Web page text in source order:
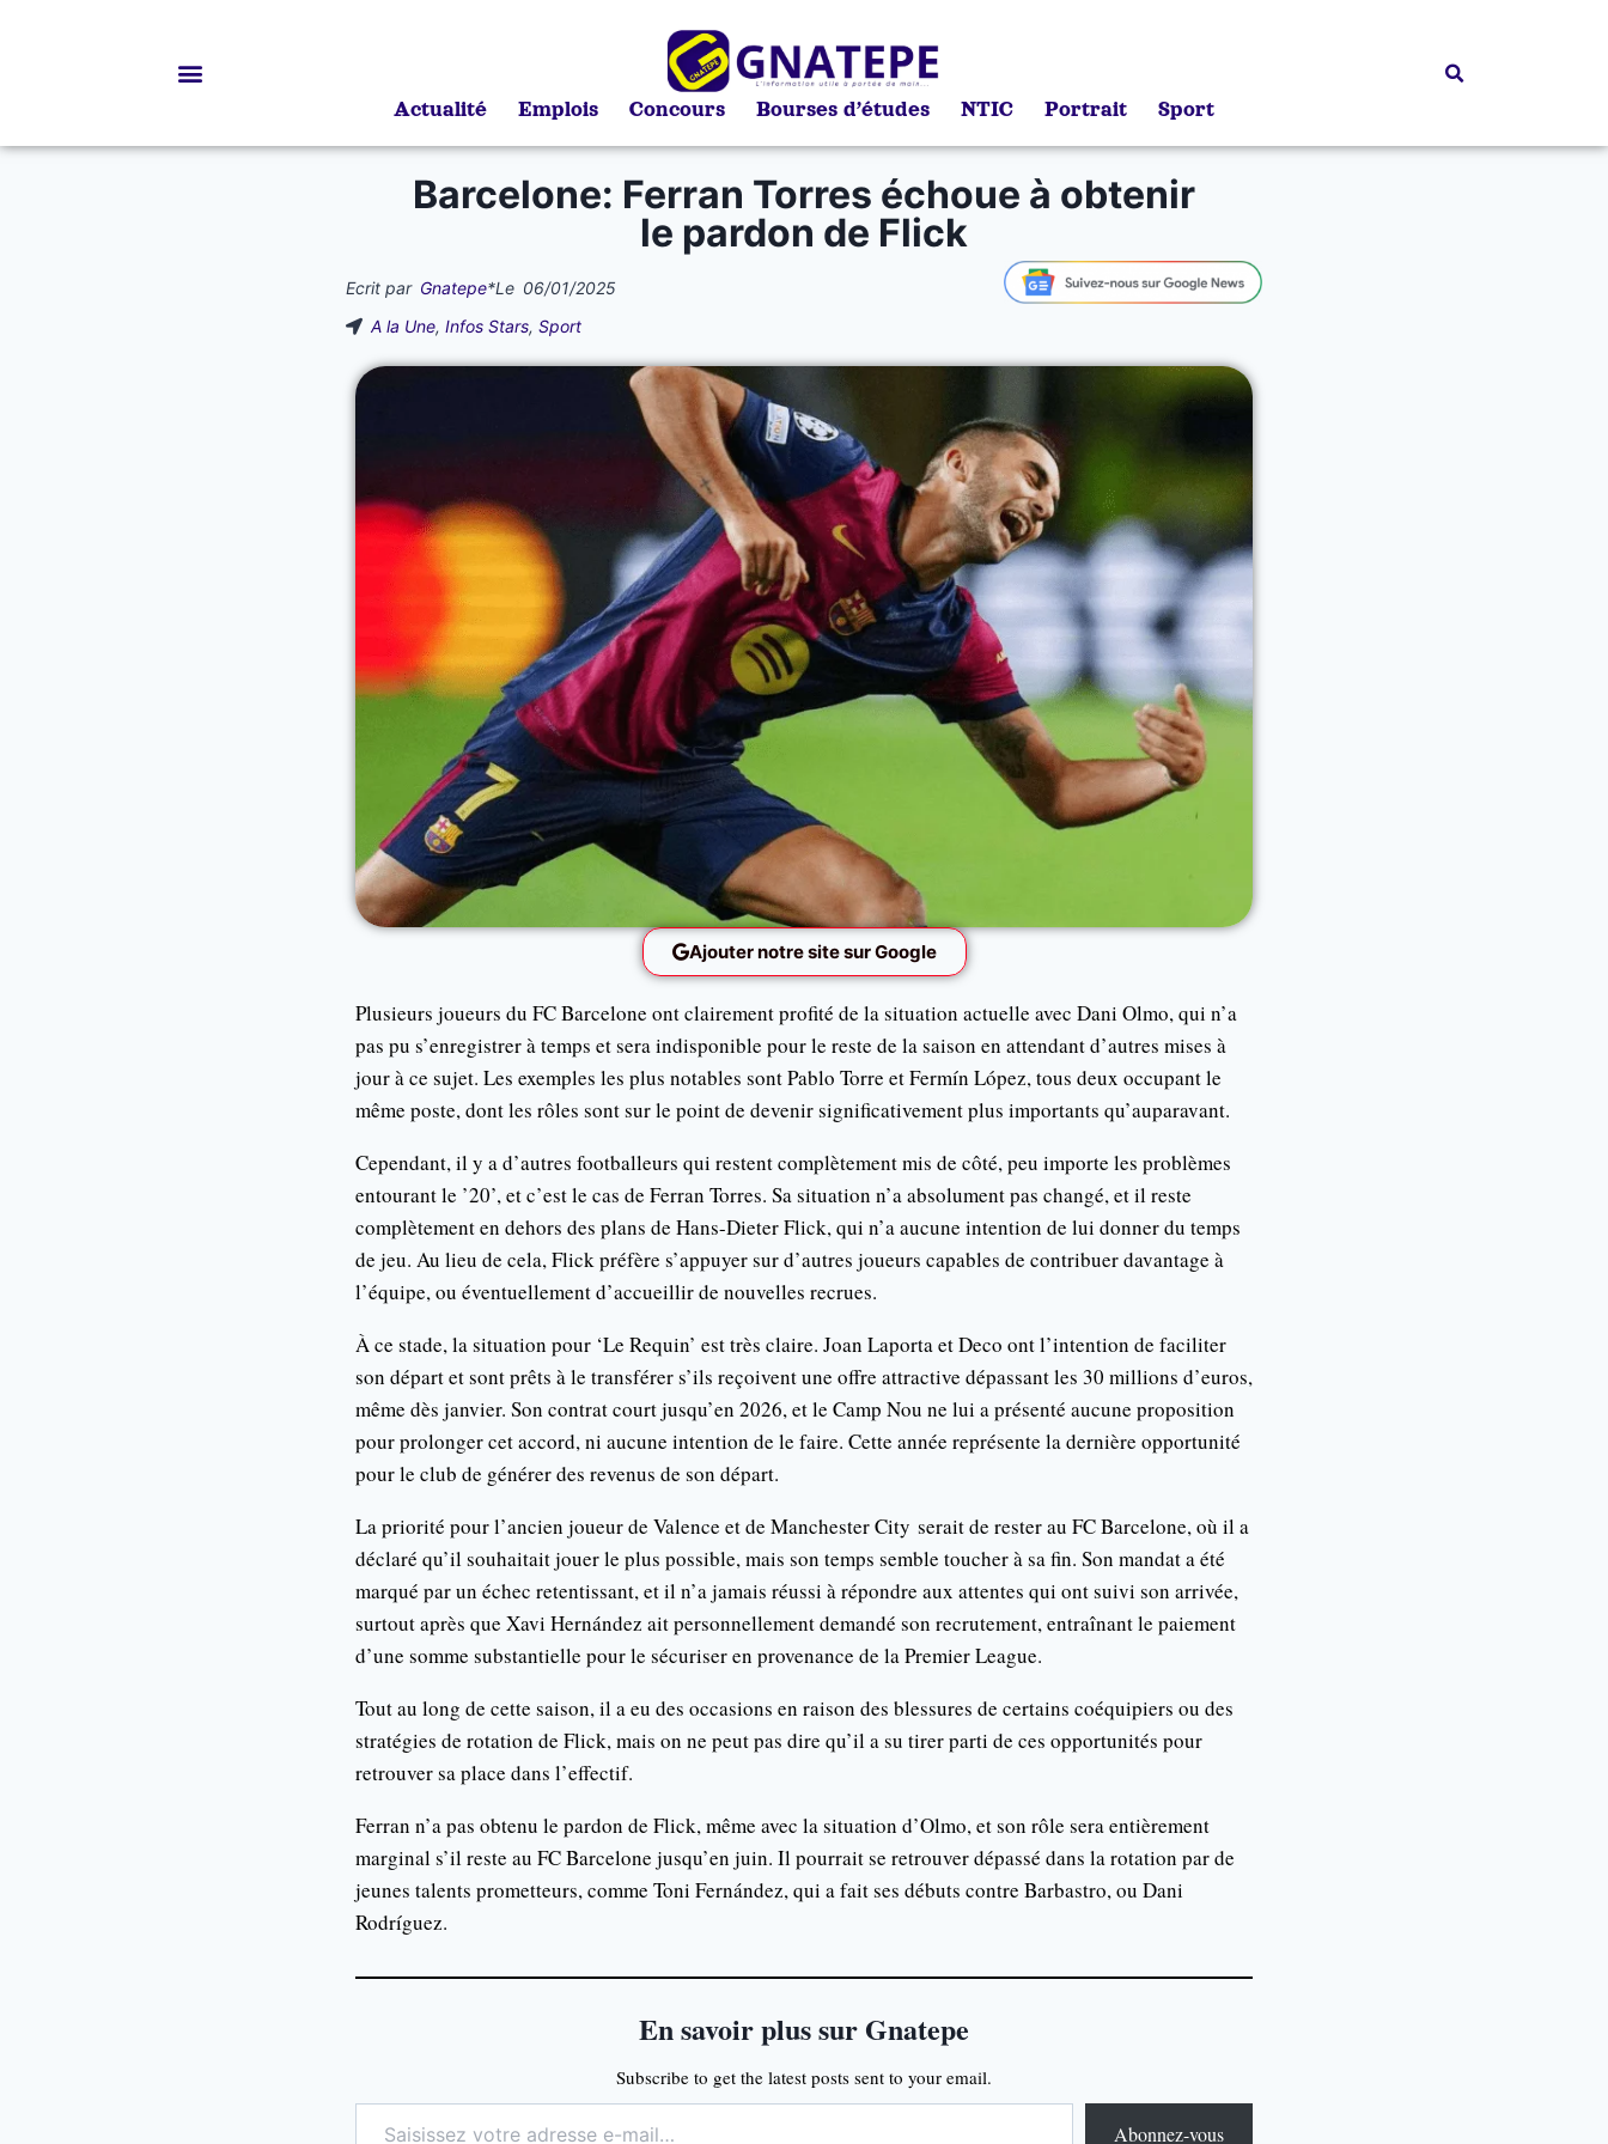
Actualité Emplois Concours Bourses d’études NTIC Portrait Sport
Barcelone: Ferran Torres échoue à obtenir
le pardon de Flick
Ecrit par Gnatepe*Le 06/01/2025
A la Une, Infos Stars, Sport
Ajouter notre site sur Google
Plusieurs joueurs du FC Barcelone ont clairement profité de la situation actuelle avec Dani Olmo, qui n’a
pas pu s’enregistrer à temps et sera indisponible pour le reste de la saison en attendant d’autres mises à
jour à ce sujet. Les exemples les plus notables sont Pablo Torre et Fermín López, tous deux occupant le
même poste, dont les rôles sont sur le point de devenir significativement plus importants qu’auparavant.
Cependant, il y a d’autres footballeurs qui restent complètement mis de côté, peu importe les problèmes
entourant le ’20’, et c’est le cas de Ferran Torres. Sa situation n’a absolument pas changé, et il reste
complètement en dehors des plans de Hans-Dieter Flick, qui n’a aucune intention de lui donner du temps
de jeu. Au lieu de cela, Flick préfère s’appuyer sur d’autres joueurs capables de contribuer davantage à
l’équipe, ou éventuellement d’accueillir de nouvelles recrues.
À ce stade, la situation pour ‘Le Requin’ est très claire. Joan Laporta et Deco ont l’intention de faciliter
son départ et sont prêts à le transférer s’ils reçoivent une offre attractive dépassant les 30 millions d’euros,
même dès janvier. Son contrat court jusqu’en 2026, et le Camp Nou ne lui a présenté aucune proposition
pour prolonger cet accord, ni aucune intention de le faire. Cette année représente la dernière opportunité
pour le club de générer des revenus de son départ.
La priorité pour l’ancien joueur de Valence et de Manchester City serait de rester au FC Barcelone, où il a
déclaré qu’il souhaitait jouer le plus possible, mais son temps semble toucher à sa fin. Son mandat a été
marqué par un échec retentissant, et il n’a jamais réussi à répondre aux attentes qui ont suivi son arrivée,
surtout après que Xavi Hernández ait personnellement demandé son recrutement, entraînant le paiement
d’une somme substantielle pour le sécuriser en provenance de la Premier League.
Tout au long de cette saison, il a eu des occasions en raison des blessures de certains coéquipiers ou des
stratégies de rotation de Flick, mais on ne peut pas dire qu’il a su tirer parti de ces opportunités pour
retrouver sa place dans l’effectif.
Ferran n’a pas obtenu le pardon de Flick, même avec la situation d’Olmo, et son rôle sera entièrement
marginal s’il reste au FC Barcelone jusqu’en juin. Il pourrait se retrouver dépassé dans la rotation par de
jeunes talents prometteurs, comme Toni Fernández, qui a fait ses débuts contre Barbastro, ou Dani
Rodríguez.
En savoir plus sur Gnatepe
Subscribe to get the latest posts sent to your email.
Abonnez-vous